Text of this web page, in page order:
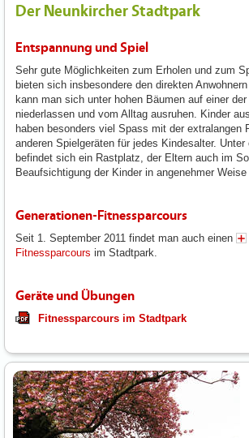
Der Neunkircher Stadtpark
Entspannung und Spiel
Sehr gute Möglichkeiten zum Erholen und zum
bieten sich insbesondere den direkten
kann man sich unter hohen Bäumen auf einer
niederlassen und vom Alltag ausruhen. Kinder
haben besonders viel Spass mit der extralangen
anderen Spielgeräten für jedes Kindesalter. Unter
befindet sich ein Rastplatz, der Eltern auch im
Beaufsichtigung der Kinder in angenehmer Weise
Generationen-Fitnessparcours
Seit 1. September 2011 findet man auch einen
Fitnessparcours im Stadtpark.
Geräte und Übungen
Fitnessparcours im Stadtpark